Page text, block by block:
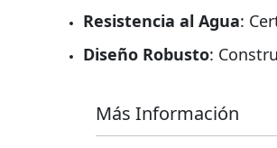
Resistencia al Agua:
Diseño Robusto:
Más Información